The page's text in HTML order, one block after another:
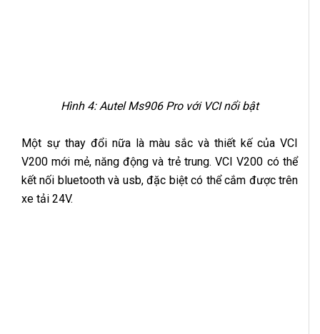
Hình 4: Autel Ms906 Pro với VCI nổi bật
Một sự thay đổi nữa là màu sắc và thiết kế của VCI
V200 mới mẻ, năng động và trẻ trung. VCI V200 có thể
kết nối bluetooth và usb, đặc biệt có thể cắm được trên
xe tải 24V.